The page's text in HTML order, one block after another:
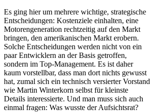
Es ging hier um mehrere wichtige, strategische
Entscheidungen: Kostenziele einhalten, eine
Motorengeneration rechtzeitig auf den Markt
bringen, den amerikanischen Markt erobern.
Solche Entscheidungen werden nicht von ein
paar Entwicklern an der Basis getroffen,
sondern im Top-Management. Es ist daher
kaum vorstellbar, dass man dort nichts gewusst
hat, zumal sich ein technisch versierter Vorstand
wie Martin Winterkorn selbst für kleinste
Details interessierte. Und man muss sich auch
einmal fragen: Was wusste der Aufsichtsrat?